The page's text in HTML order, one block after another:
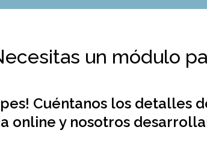
un módulo
Cuéntanos los detalles
online y nosotros